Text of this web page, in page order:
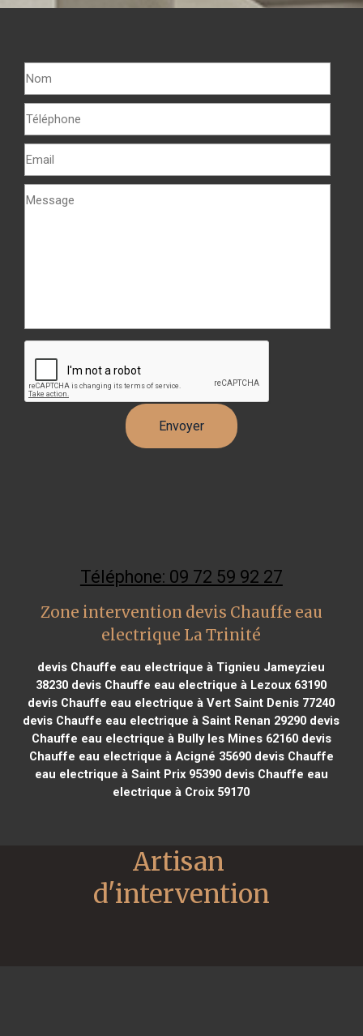
Téléphone: 09 72 59 92 27
Zone intervention devis Chauffe eau
electrique La Trinité
devis Chauffe eau electrique à Tignieu Jameyzieu
38230 devis Chauffe eau electrique à Lezoux 63190
devis Chauffe eau electrique à Vert Saint Denis 77240
devis Chauffe eau electrique à Saint Renan 29290 devis
Chauffe eau electrique à Bully les Mines 62160devis
Chauffe eau electrique à Acigné 35690devis Chauffe
eau electrique à Saint Prix 95390devis Chauffe eau
electrique à Croix 59170
Artisan
d'intervention